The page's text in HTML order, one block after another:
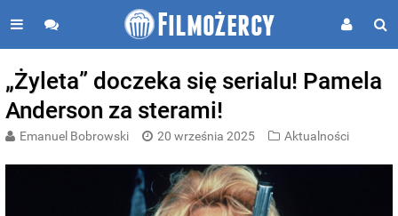
„Żyleta” doczeka się serialu! Pamela
Anderson za sterami!
Emanuel Bobrowski 20 września 2025 Aktualności